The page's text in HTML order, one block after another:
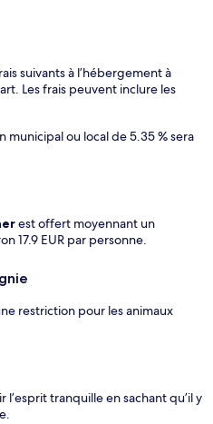
suivants à l’hébergement à
Les frais peuvent inclure les
municipal ou local de 5.35 % sera
est offert moyennant un
17.9 EUR par personne.
restriction pour les animaux
l’esprit tranquille en sachant qu’il y